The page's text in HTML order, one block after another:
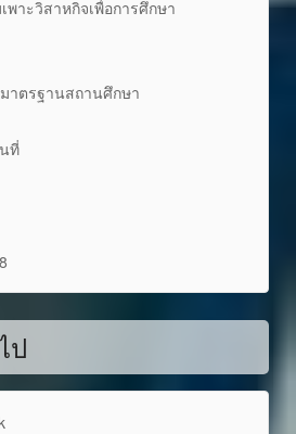
พาะวิสาหกิจเพื่อการศึกษา
าตรฐานสถานศึกษา
ที่
ป